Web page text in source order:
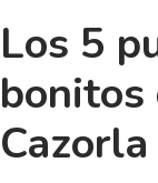
Los 5
bonitos
Cazorla